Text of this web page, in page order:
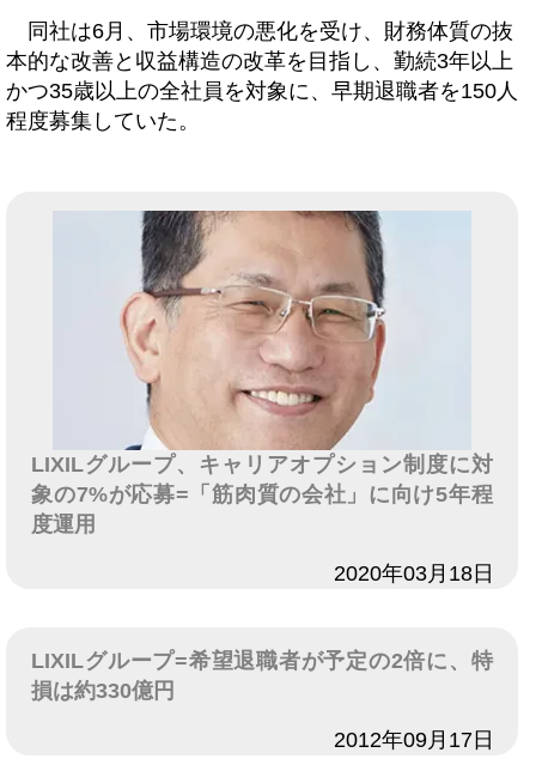
同社は6月、市場環境の悪化を受け、財務体質の抜
本的な改善と収益構造の改革を目指し、勤続3年以上
かつ35歳以上の全社員を対象に、早期退職者を150人
程度募集していた。
LIXILグループ、キャリアオプション制度に対
象の7%が応募=「筋肉質の会社」に向け5年程
度運用
2020年03月18日
LIXILグループ=希望退職者が予定の2倍に、特
損は約330億円
2012年09月17日